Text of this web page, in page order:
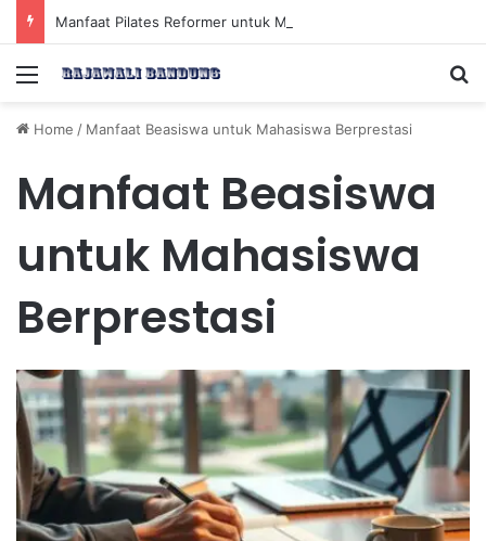
Menu
Home / Manfaat Beasiswa untuk Mahasiswa Berprestasi
Manfaat Beasiswa
untuk Mahasiswa
Berprestasi